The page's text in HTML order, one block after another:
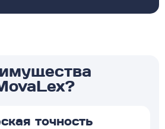
точность